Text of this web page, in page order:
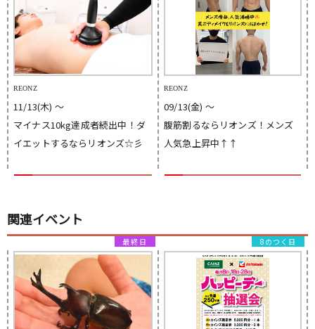
REONZ
11/13(木) 〜
マイナス10kg達成者続出中！ダ
イエットするならリオンズ☆彡
REONZ
09/13(金) 〜
腹筋割るならリオンズ！メンズ
人気急上昇中↑↑
関連イベント
8のつく日